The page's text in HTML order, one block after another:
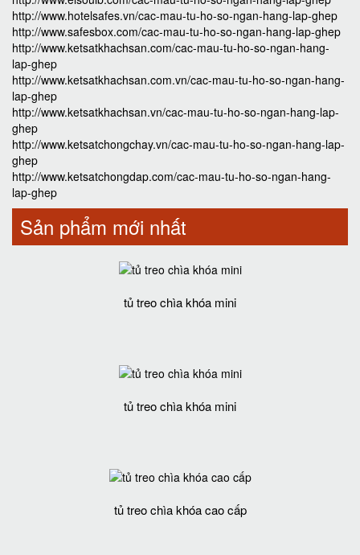
http://www.hotelsafes.vn/cac-mau-tu-ho-so-ngan-hang-lap-ghep
http://www.safesbox.com/cac-mau-tu-ho-so-ngan-hang-lap-ghep
http://www.ketsatkhachsan.com/cac-mau-tu-ho-so-ngan-hang-
lap-ghep
http://www.ketsatkhachsan.com.vn/cac-mau-tu-ho-so-ngan-hang-
lap-ghep
http://www.ketsatkhachsan.vn/cac-mau-tu-ho-so-ngan-hang-lap-
ghep
http://www.ketsatchongchay.vn/cac-mau-tu-ho-so-ngan-hang-lap-
ghep
http://www.ketsatchongdap.com/cac-mau-tu-ho-so-ngan-hang-
lap-ghep
Sản phẩm mới nhất
tủ treo chìa khóa mini
tủ treo chìa khóa mini
tủ treo chìa khóa cao cấp